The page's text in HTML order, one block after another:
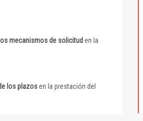
mecanismos de solicitud en la
los plazosen la prestación del